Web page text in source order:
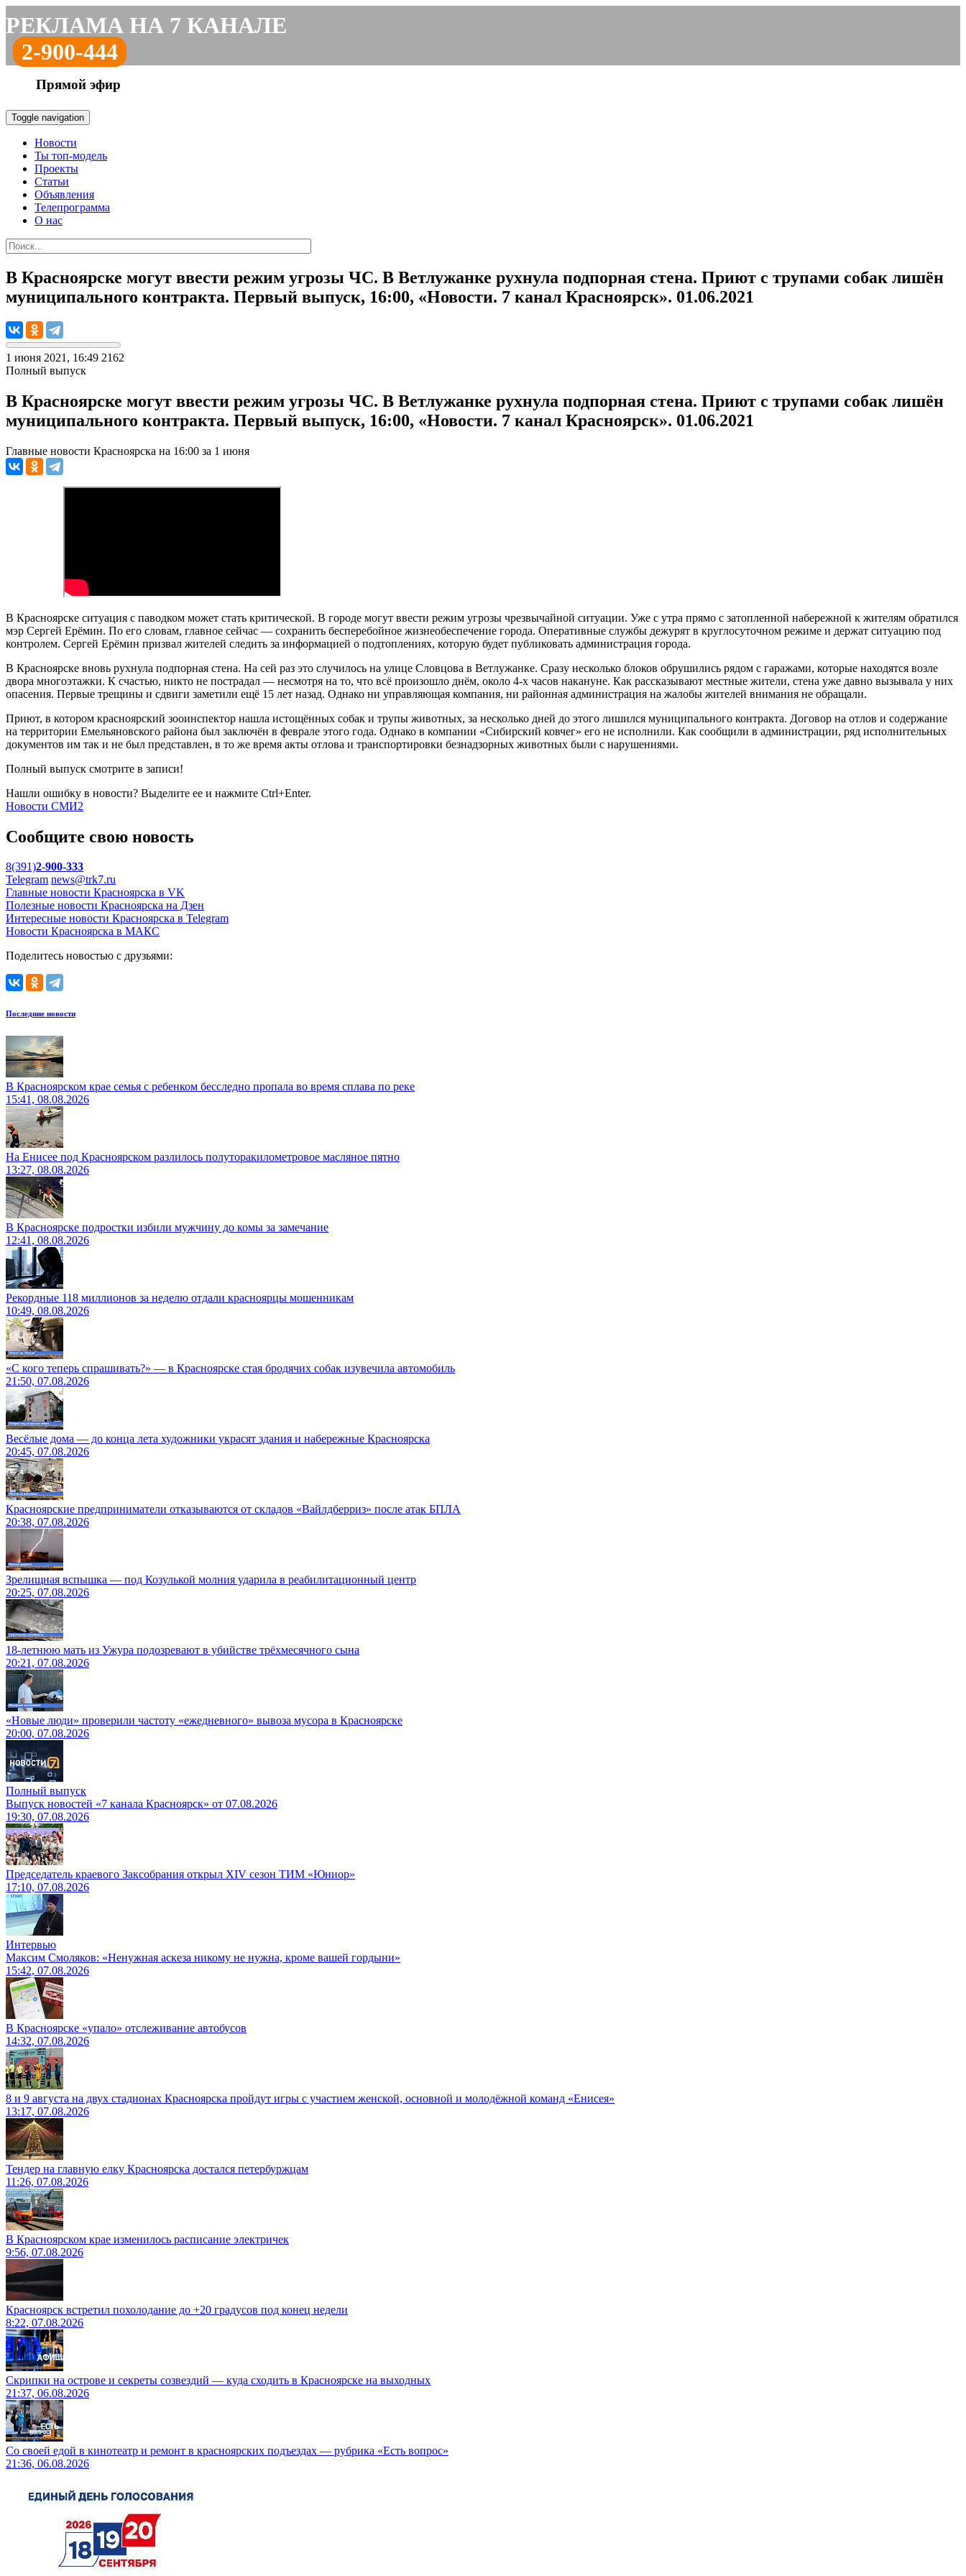
РЕКЛАМА НА 7 КАНАЛЕ
2-900-444
Прямой эфир
Toggle navigation
Новости
Ты топ-модель
Проекты
Статьи
Объявления
Телепрограмма
О нас
В Красноярске могут ввести режим угрозы ЧС. В Ветлужанке рухнула подпорная стена. Приют с трупами собак лишён
муниципального контракта. Первый выпуск, 16:00, «Новости. 7 канал Красноярск». 01.06.2021
1 июня 2021, 16:49 2162
Полный выпуск
В Красноярске могут ввести режим угрозы ЧС. В Ветлужанке рухнула подпорная стена. Приют с трупами собак лишён
муниципального контракта. Первый выпуск, 16:00, «Новости. 7 канал Красноярск». 01.06.2021
Главные новости Красноярска на 16:00 за 1 июня
В Красноярске ситуация с паводком может стать критической. В городе могут ввести режим угрозы чрезвычайной ситуации. Уже с утра прямо с затопленной набережной к жителям обратился
мэр Сергей Ерёмин. По его словам, главное сейчас — сохранить бесперебойное жизнеобеспечение города. Оперативные службы дежурят в круглосуточном режиме и держат ситуацию под
контролем. Сергей Ерёмин призвал жителей следить за информацией о подтоплениях, которую будет публиковать администрация города.
В Красноярске вновь рухнула подпорная стена. На сей раз это случилось на улице Словцова в Ветлужанке. Сразу несколько блоков обрушились рядом с гаражами, которые находятся возле
двора многоэтажки. К счастью, никто не пострадал — несмотря на то, что всё произошло днём, около 4-х часов накануне. Как рассказывают местные жители, стена уже давно вызывала у них
опасения. Первые трещины и сдвиги заметили ещё 15 лет назад. Однако ни управляющая компания, ни районная администрация на жалобы жителей внимания не обращали.
Приют, в котором красноярский зооинспектор нашла истощённых собак и трупы животных, за несколько дней до этого лишился муниципального контракта. Договор на отлов и содержание
на территории Емельяновского района был заключён в феврале этого года. Однако в компании «Сибирский ковчег» его не исполнили. Как сообщили в администрации, ряд исполнительных
документов им так и не был представлен, в то же время акты отлова и транспортировки безнадзорных животных были с нарушениями.
Полный выпуск смотрите в записи!
Нашли ошибку в новости? Выделите ее и нажмите Ctrl+Enter.
Новости СМИ2
Сообщите свою новость
8(391)2-900-333
Telegram news@trk7.ru
Главные новости Красноярска в VK
Полезные новости Красноярска на Дзен
Интересные новости Красноярска в Telegram
Новости Красноярска в МАКС
Поделитесь новостью с друзьями:
Последние новости
В Красноярском крае семья с ребенком бесследно пропала во время сплава по реке
15:41, 08.08.2026
На Енисее под Красноярском разлилось полуторакилометровое масляное пятно
13:27, 08.08.2026
В Красноярске подростки избили мужчину до комы за замечание
12:41, 08.08.2026
Рекордные 118 миллионов за неделю отдали красноярцы мошенникам
10:49, 08.08.2026
«С кого теперь спрашивать?» — в Красноярске стая бродячих собак изувечила автомобиль
21:50, 07.08.2026
Весёлые дома — до конца лета художники украсят здания и набережные Красноярска
20:45, 07.08.2026
Красноярские предприниматели отказываются от складов «Вайлдберриз» после атак БПЛА
20:38, 07.08.2026
Зрелищная вспышка — под Козулькой молния ударила в реабилитационный центр
20:25, 07.08.2026
18-летнюю мать из Ужура подозревают в убийстве трёхмесячного сына
20:21, 07.08.2026
«Новые люди» проверили частоту «ежедневного» вывоза мусора в Красноярске
20:00, 07.08.2026
Полный выпуск
Выпуск новостей «7 канала Красноярск» от 07.08.2026
19:30, 07.08.2026
Председатель краевого Заксобрания открыл XIV сезон ТИМ «Юниор»
17:10, 07.08.2026
Интервью
Максим Смоляков: «Ненужная аскеза никому не нужна, кроме вашей гордыни»
15:42, 07.08.2026
В Красноярске «упало» отслеживание автобусов
14:32, 07.08.2026
8 и 9 августа на двух стадионах Красноярска пройдут игры с участием женской, основной и молодёжной команд «Енисея»
13:17, 07.08.2026
Тендер на главную елку Красноярска достался петербуржцам
11:26, 07.08.2026
В Красноярском крае изменилось расписание электричек
9:56, 07.08.2026
Красноярск встретил похолодание до +20 градусов под конец недели
8:22, 07.08.2026
Скрипки на острове и секреты созвездий — куда сходить в Красноярске на выходных
21:37, 06.08.2026
Со своей едой в кинотеатр и ремонт в красноярских подъездах — рубрика «Есть вопрос»
21:36, 06.08.2026